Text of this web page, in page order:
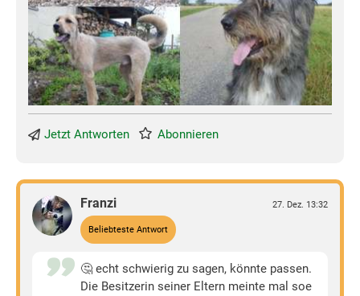
Jetzt Antworten Abonnieren
Franzi
Beliebteste Antwort
27. Dez. 13:32
🤔 echt schwierig zu sagen, könnte passen.
Die Besitzerin seiner Eltern meinte mal soe